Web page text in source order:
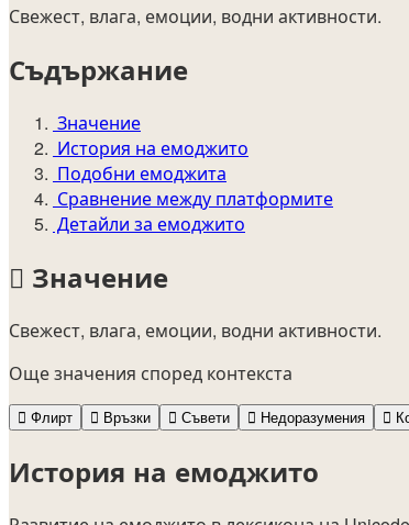
Свежест, влага, емоции, водни активности.
Съдържание
Значение
История на емоджито
Подобни емоджита
Сравнение между платформите
Детайли за емоджито
🫟 Значение
Свежест, влага, емоции, водни активности.
Още значения според контекста
🫟 Флирт 🫟 Връзки 🫟 Съвети 🫟 Недоразумения 🫟
История на емоджито